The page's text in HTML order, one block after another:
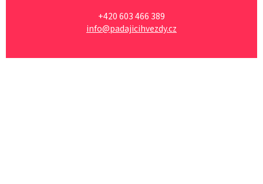
+420 603 466 389
info@padajicihvezdy.cz